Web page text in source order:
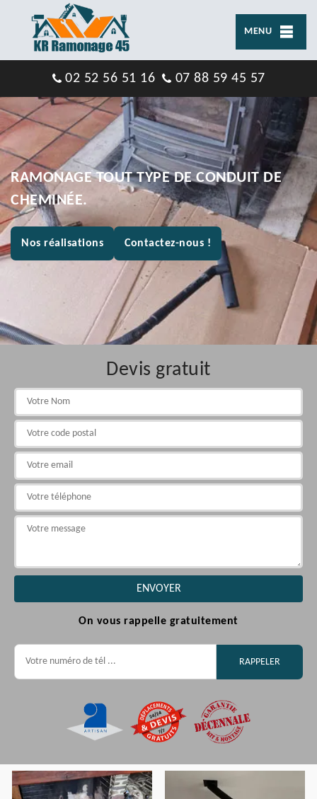
MENU
02 52 56 51 16 07 88 59 45 57
RAMONAGE TOUT TYPE DE CONDUIT DE
CHEMINÉE.
Nos réalisations Contactez-nous !
Devis gratuit
On vous rappelle gratuitement